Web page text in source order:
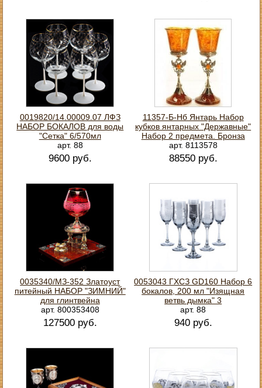
0019820/14.00009.07 ЛФЗ
НАБОР БОКАЛОВ для воды
"Сетка" 6/570мл
арт. 88
9600 руб.
11357-Б-Нб Янтарь Набор
кубков янтарных "Державные"
Набор 2 предмета. Бронза
арт. 8113578
88550 руб.
0035340/МЗ-352 Златоуст
питейный НАБОР "ЗИМНИЙ"
для глинтвейна
арт. 800353408
127500 руб.
0053043 ГХСЗ GD160 Набор 6
бокалов, 200 мл "Изящная
ветвь дымка" 3
арт. 88
940 руб.